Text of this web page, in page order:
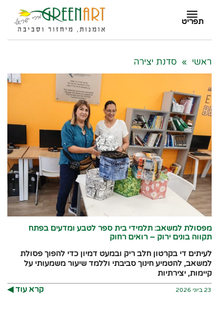
תפריט
תפריט
ראשי » סדנת יצירה
מפסולת למשאב: תלמידי בית ספר לטבע ומדעים בפתח
תקווה בונים ירוק – רואים רחוק
לעיתים די בקרטון חלב ריק ובמעט דמיון כדי להפוך פסולת
למשאב, להטמיע חינוך סביבתי וללמד שיעור משמעותי על
קיימות, יצירתיות
23 ביוני 2026 קרא עוד ◀︎